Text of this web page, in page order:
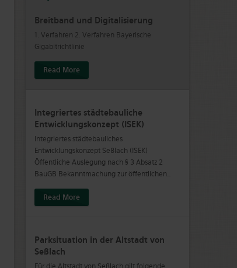
Breitband und Digitalisierung
1. Verfahren 2. Verfahren Bayerische
Gigabitrichtlinie
Read More
Integriertes städtebauliche
Entwicklungskonzept (ISEK)
Integriertes städtebauliches
Entwicklungskonzept Seßlach (ISEK)
Öffentliche Auslegung nach § 3 Absatz 2
BauGB Bekanntmachung zur öffentlichen…
Read More
Parksituation in der Altstadt von
Seßlach
Für die Altstadt von Seßlach gilt folgende